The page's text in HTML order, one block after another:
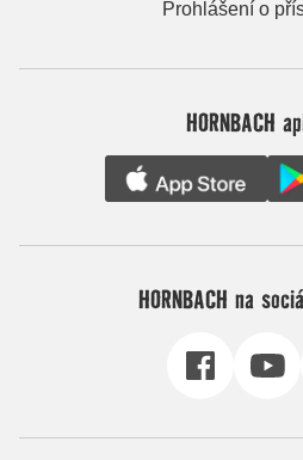
Prohlášení o
HORNBACH
HORNBACH na